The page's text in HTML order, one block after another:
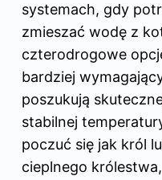
systemach, gdy
zmieszać wodę z
czterodrogowe
bardziej
poszukują
stabilnej
poczuć się jak król
cieplnego